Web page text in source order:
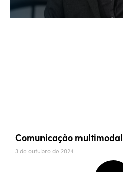
Comunicação multimodal
3 de outubro de 2024